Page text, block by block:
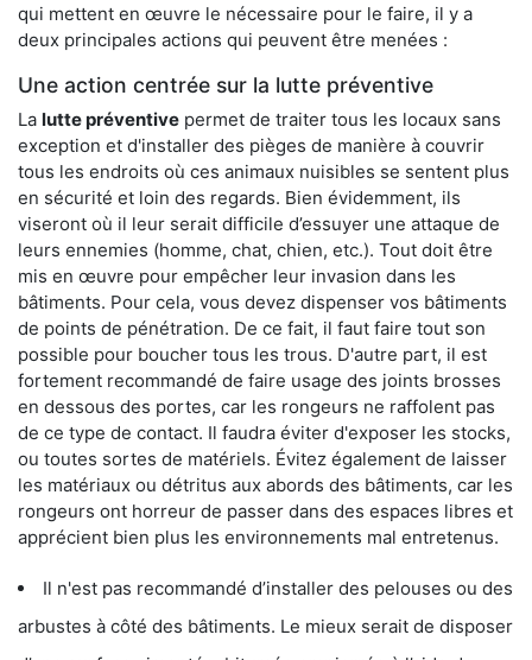
qui mettent en œuvre le nécessaire pour le faire, il y a
deux principales actions qui peuvent être menées :
Une action centrée sur la lutte préventive
La lutte préventive permet de traiter tous les locaux sans
exception et d'installer des pièges de manière à couvrir
tous les endroits où ces animaux nuisibles se sentent plus
en sécurité et loin des regards. Bien évidemment, ils
viseront où il leur serait difficile d’essuyer une attaque de
leurs ennemies (homme, chat, chien, etc.). Tout doit être
mis en œuvre pour empêcher leur invasion dans les
bâtiments. Pour cela, vous devez dispenser vos bâtiments
de points de pénétration. De ce fait, il faut faire tout son
possible pour boucher tous les trous. D'autre part, il est
fortement recommandé de faire usage des joints brosses
en dessous des portes, car les rongeurs ne raffolent pas
de ce type de contact. Il faudra éviter d'exposer les stocks,
ou toutes sortes de matériels. Évitez également de laisser
les matériaux ou détritus aux abords des bâtiments, car les
rongeurs ont horreur de passer dans des espaces libres et
apprécient bien plus les environnements mal entretenus.
Il n'est pas recommandé d’installer des pelouses ou des
arbustes à côté des bâtiments. Le mieux serait de disposer